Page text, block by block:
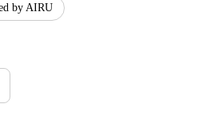
by AIRU